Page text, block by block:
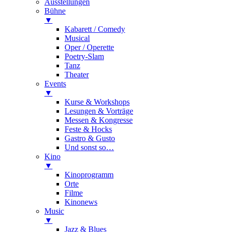
Ausstellungen
Bühne
▼
Kabarett / Comedy
Musical
Oper / Operette
Poetry-Slam
Tanz
Theater
Events
▼
Kurse & Workshops
Lesungen & Vorträge
Messen & Kongresse
Feste & Hocks
Gastro & Gusto
Und sonst so…
Kino
▼
Kinoprogramm
Orte
Filme
Kinonews
Music
▼
Jazz & Blues